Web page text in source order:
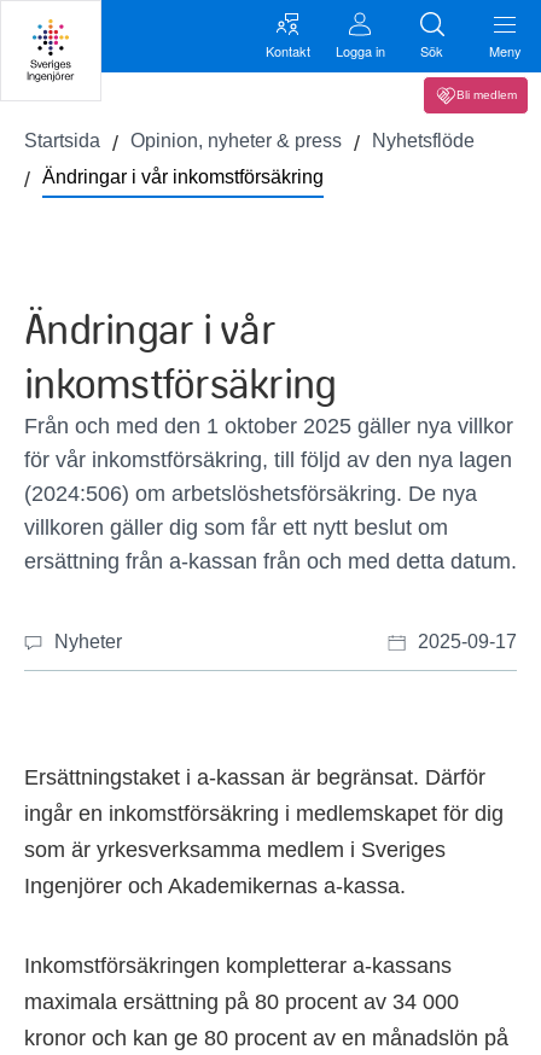
Kontakt Logga in Sök Meny
Bli medlem
Startsida Opinion, nyheter & press
Nyhetsflöde
Ändringar i vår inkomstförsäkring
Ändringar i vår
inkomstförsäkring
Från och med den 1 oktober 2025 gäller nya villkor
för vår inkomstförsäkring, till följd av den nya lagen
(2024:506) om arbetslöshetsförsäkring. De nya
villkoren gäller dig som får ett nytt beslut om
ersättning från a-kassan från och med detta datum.
Nyheter 2025-09-17
Ersättningstaket i a-kassan är begränsat. Därför
ingår en inkomstförsäkring i medlemskapet för dig
som är yrkesverksamma medlem i Sveriges
Ingenjörer och Akademikernas a-kassa.
Inkomstförsäkringen kompletterar a-kassans
maximala ersättning på 80 procent av 34 000
kronor och kan ge 80 procent av en månadslön på